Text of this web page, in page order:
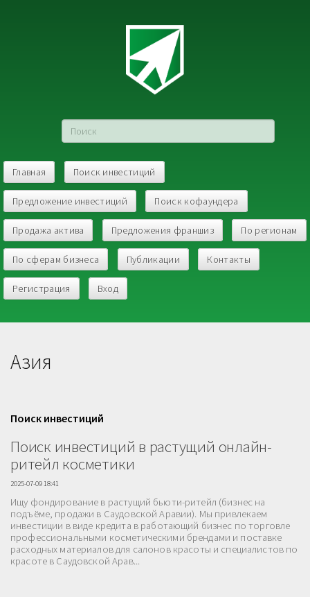
Главная Поиск инвестиций
Предложение инвестиций Поиск кофаундера
Продажа актива Предложения франшиз По регионам
По сферам бизнеса Публикации Контакты
Регистрация Вход
Азия
Поиск инвестиций
Поиск инвестиций в растущий онлайн-
ритейл косметики
2025-07-09 18:41
Ищу фондирование в растущий бьюти-ритейл (бизнес на
подъёме, продажи в Саудовской Аравии). Мы привлекаем
инвестиции в виде кредита в работающий бизнес по торговле
профессиональными косметическими брендами и поставке
расходных материалов для салонов красоты и специалистов по
красоте в Саудовской Арав...